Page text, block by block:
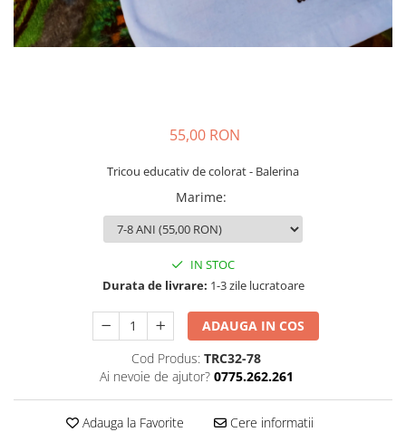
55,00 RON
Tricou educativ de colorat - Balerina
Marime:
IN STOC
Durata de livrare: 1-3 zile lucratoare
ADAUGA IN COS
Cod Produs: TRC32-78
Ai nevoie de ajutor? 0775.262.261
Adauga la Favorite Cere informatii